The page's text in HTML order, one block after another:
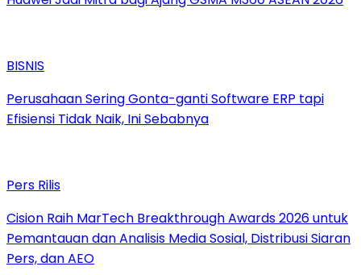
BISNIS
Perusahaan Sering Gonta-ganti Software ERP tapi
Efisiensi Tidak Naik, Ini Sebabnya
Pers Rilis
Cision Raih MarTech Breakthrough Awards 2026 untuk
Pemantauan dan Analisis Media Sosial, Distribusi Siaran
Pers, dan AEO